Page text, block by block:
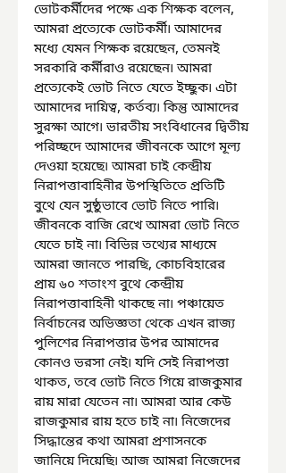
ভোটকর্মীদের পক্ষে এক শিক্ষক বলেন,
আমরা প্রত্যেকে ভোটকর্মী৷ আমাদের
মধ্যে যেমন শিক্ষক রয়েছেন, তেমনই
সরকারি কর্মীরাও রয়েছেন৷ আমরা
প্রত্যেকেই ভোট নিতে যেতে ইচ্ছুক৷ এটা
আমাদের দায়িত্ব, কর্তব্য৷ কিন্তু আমাদের
সুরক্ষা আগে৷ ভারতীয় সংবিধানের দ্বিতীয়
পরিচ্ছদে আমাদের জীবনকে আগে মূল্য
দেওয়া হয়েছে৷ আমরা চাই কেন্দ্রীয়
নিরাপত্তাবাহিনীর উপস্থিতিতে প্রতিটি
বুথে যেন সুষ্ঠুভাবে ভোট নিতে পারি৷
জীবনকে বাজি রেখে আমরা ভোট নিতে
যেতে চাই না৷ বিভিন্ন তথ্যের মাধ্যমে
আমরা জানতে পারছি, কোচবিহারের
প্রায় ৬০ শতাংশ বুথে কেন্দ্রীয়
নিরাপত্তাবাহিনী থাকছে না৷ পঞ্চায়েত
নির্বাচনের অভিজ্ঞতা থেকে এখন রাজ্য
পুলিশের নিরাপত্তার উপর আমাদের
কোনও ভরসা নেই৷ যদি সেই নিরাপত্তা
থাকত, তবে ভোট নিতে গিয়ে রাজকুমার
রায় মারা যেতেন না৷ আমরা আর কেউ
রাজকুমার রায় হতে চাই না৷ নিজেদের
সিদ্ধান্তের কথা আমরা প্রশাসনকে
জানিয়ে দিয়েছি৷ আজ আমরা নিজেদের